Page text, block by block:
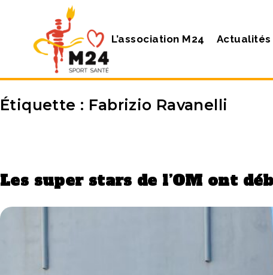
L’association M24 Actualités
Étiquette : Fabrizio Ravanelli
Les super stars de l’OM ont